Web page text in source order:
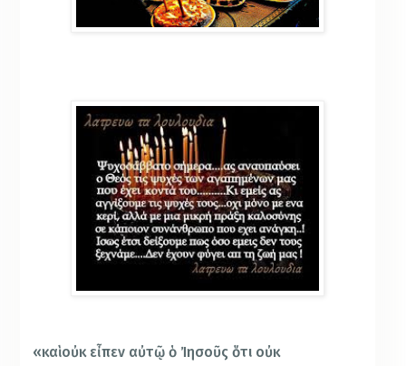
«καὶ οὐκ εἶπεν αὐτῷ ὁ Ἰησοῦς ὅτι οὐκ